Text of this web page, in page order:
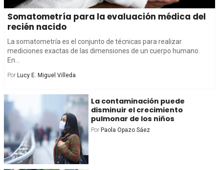
Somatometría para la evaluación médica del
recién nacido
La somatometría es el conjunto de técnicas para realizar
mediciones exactas de las dimensiones de un cuerpo humano.
En...
Por Lucy E. Miguel Villeda
La contaminación puede
disminuir el crecimiento
pulmonar de los niños
Por Paola Opazo Sáez